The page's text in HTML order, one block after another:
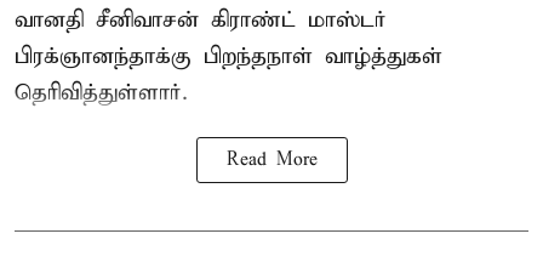
வானதி சீனிவாசன் கிராண்ட் மாஸ்டர்
பிரக்ஞானந்தாக்கு பிறந்தநாள் வாழ்த்துகள்
தெரிவித்துள்ளார்.
Read More